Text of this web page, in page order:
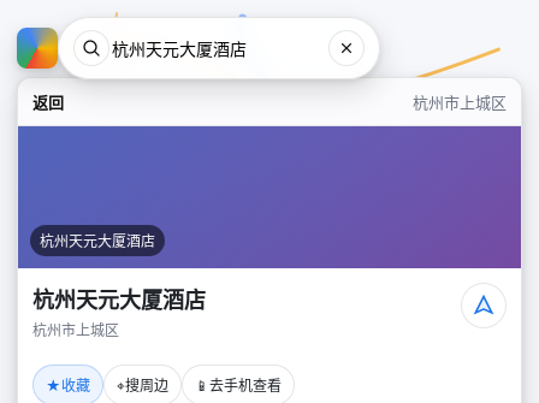
返回 杭州市上城区
杭州天元大厦酒店
杭州天元大厦酒店
杭州市上城区
★收藏 ⌖搜周边 📱 去手机查看